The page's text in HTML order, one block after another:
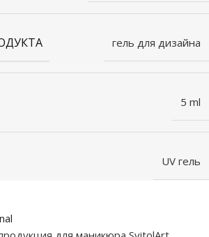
гель для дизайна
5 ml
UV гель